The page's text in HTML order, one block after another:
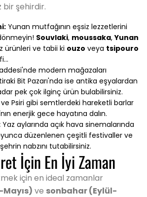
bir şehirdir.
Yunan mutfağının eşsiz lezzetlerini
Souvlaki, moussaka,Yunan
ürünleri ve tabii ki ouzo veya tsipouro
modern mağazaları
Bit Pazarı'nda ise antika eşyalardan
pek çok ilginç ürün bulabilirsiniz.
Psiri gibi semtlerdeki hareketli barlar
enerjik gece hayatına dalın.
Yaz aylarında açık hava sinemalarında
düzenlenen çeşitli festivaller ve
nabzını tutabilirsiniz.
İçin En İyi Zaman
için en ideal zamanlar
ve sonbahar (Eylül-